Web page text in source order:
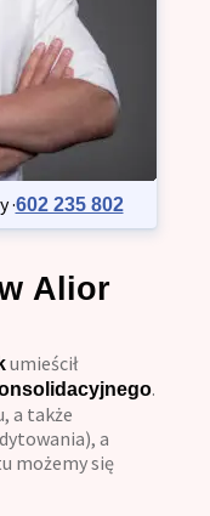
·602 235 802
Alior
umieścił
.
a także
a
możemy się